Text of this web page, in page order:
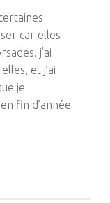
car elles
j’ai
et j’ai
je
fin d’année